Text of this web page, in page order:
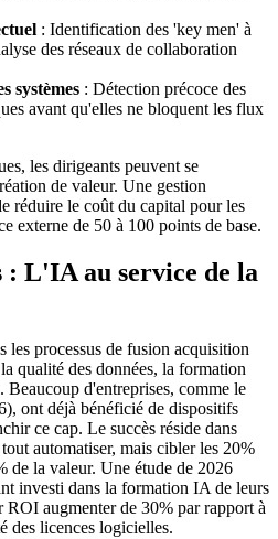
: Identification des 'key men' à
des réseaux de collaboration
systèmes : Détection précoce des
avant qu'elles ne bloquent les flux
les dirigeants peuvent se
de valeur. Une gestion
réduire le coût du capital pour les
externe de 50 à 100 points de base.
: L'IA au service de la
processus de fusion acquisition
qualité des données, la formation
Beaucoup d'entreprises, comme le
ont déjà bénéficié de dispositifs
ce cap. Le succès réside dans
automatiser, mais cibler les 20%
de la valeur. Une étude de 2026
investi dans la formation IA de leurs
augmenter de 30% par rapport à
des licences logicielles.